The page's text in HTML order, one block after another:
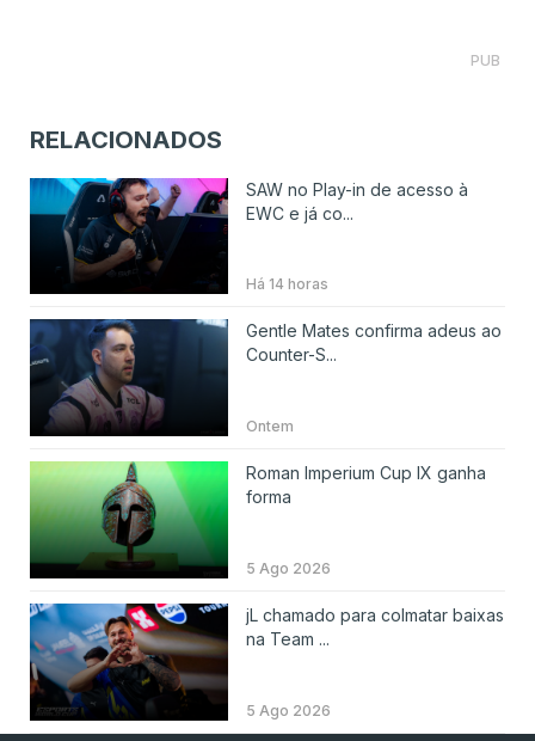
PUB
RELACIONADOS
SAW no Play-in de acesso à
EWC e já co...
Há 14 horas
Gentle Mates confirma adeus ao
Counter-S...
Ontem
Roman Imperium Cup IX ganha
forma
5 Ago 2026
jL chamado para colmatar baixas
na Team ...
5 Ago 2026